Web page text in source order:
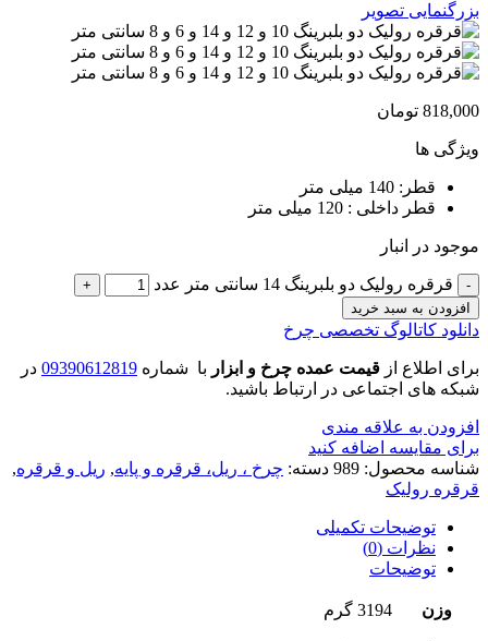
بزرگنمایی تصویر
818,000 تومان
ویژگی ها
قطر: 140 میلی متر
قطر داخلی : 120 میلی متر
موجود در انبار
قرقره رولیک دو بلبرینگ 14 سانتی متر عدد
افزودن به سبد خرید
دانلود کاتالوگ تخصصی چرخ
برای اطلاع از قیمت عمده چرخ و ابزار با شماره 09390612819 در
شبکه های اجتماعی در ارتباط باشید.
افزودن به علاقه مندی
برای مقایسه اضافه کنید
شناسه محصول: 989 دسته: چرخ ، ریل، قرقره و پایه, ریل و قرقره,
قرقره رولیک
توضیحات تکمیلی
نظرات (0)
توضیحات
وزن 3194 گرم